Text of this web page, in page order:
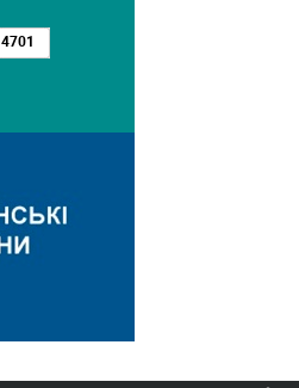
4701